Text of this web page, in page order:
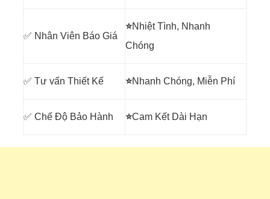
✅ Nhân Viên Báo Giá
⭐Nhiệt Tình, Nhanh
Chóng
✅ Tư vấn Thiết Kế ⭐Nhanh Chóng, Miễn Phí
✅ Chế Độ Bảo Hành ⭐Cam Kết Dài Hạn